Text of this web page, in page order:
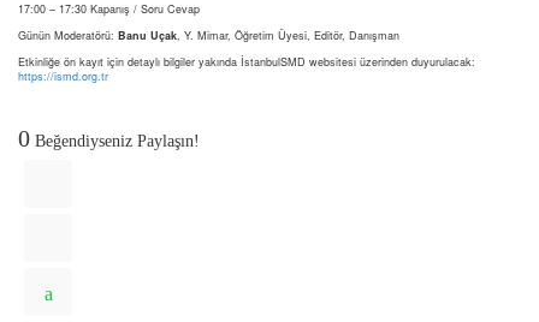
17:00 – 17:30 Kapanış / Soru Cevap
Günün Moderatörü: Banu Uçak, Y. Mimar, Öğretim Üyesi, Editör, Danışman
Etkinliğe ön kayıt için detaylı bilgiler yakında İstanbulSMD websitesi üzerinden duyurulacak:
https://ismd.org.tr
0 Beğendiyseniz Paylaşın!